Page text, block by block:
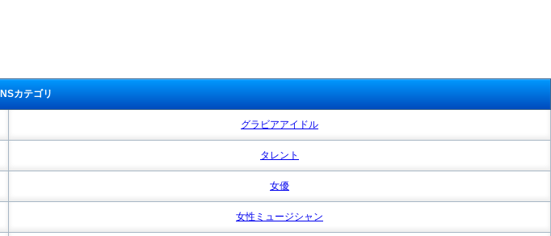
カテゴリ
グラビアアイドル
タレント
女優
女性ミュージシャン